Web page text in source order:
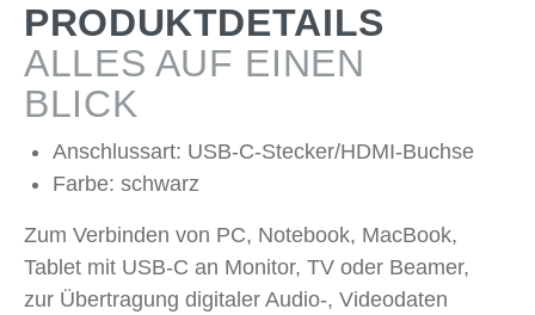
PRODUKTDETAILS
ALLES AUF EINEN
BLICK
Anschlussart: USB-C-Stecker/HDMI-Buchse
Farbe: schwarz
Zum Verbinden von PC, Notebook, MacBook,
Tablet mit USB-C an Monitor, TV oder Beamer,
zur Übertragung digitaler Audio-, Videodaten